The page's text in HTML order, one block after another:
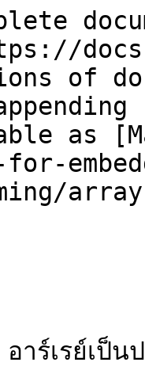
of
as
for-
รย์เป็นปร